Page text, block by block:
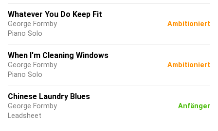
Whatever You Do Keep Fit
George Formby
Piano Solo
Ambitioniert
When I'm Cleaning Windows
George Formby
Piano Solo
Ambitioniert
Chinese Laundry Blues
George Formby
Leadsheet
Anfänger